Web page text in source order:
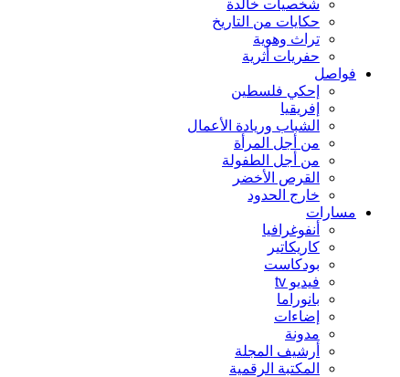
شخصيات خالدة
حكايات من التاريخ
تراث وهوية
حفريات أثرية
فواصل
إحكي فلسطين
إفريقيا
الشباب وريادة الأعمال
من أجل المرأة
من أجل الطفولة
القرص الأخضر
خارج الحدود
مسارات
أنفوغرافيا
كاريكاتير
بودكاست
فيديو tv
بانوراما
إضاءات
مدونة
أرشيف المجلة
المكتبة الرقمية